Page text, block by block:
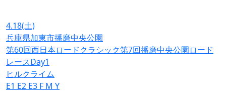
4.18(土)
兵庫県加東市播磨中央公園
第60回西日本ロードクラシック第7回播磨中央公園ロード
レースDay1
ヒルクライム
E1 E2 E3 F M Y